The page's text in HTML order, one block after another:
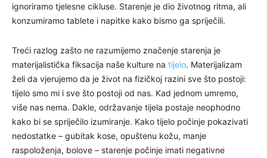
ignoriramo tjelesne cikluse. Starenje je dio životnog ritma, ali
konzumiramo tablete i napitke kako bismo ga spriječili.
Treći razlog zašto ne razumijemo značenje starenja je
materijalistička fiksacija naše kulture na tijelo. Materijalizam
želi da vjerujemo da je život na fizičkoj razini sve što postoji:
tijelo smo mi i sve što postoji od nas. Kad jednom umremo,
više nas nema. Dakle, održavanje tijela postaje neophodno
kako bi se spriječilo izumiranje. Kako tijelo počinje pokazivati ​​
nedostatke – gubitak kose, opuštenu kožu, manje
raspoloženja, bolove – starenje počinje imati negativne